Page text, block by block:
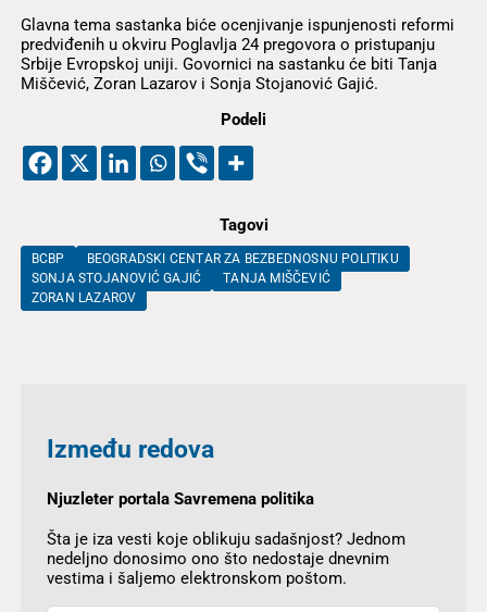
Glavna tema sastanka biće ocenjivanje ispunjenosti reformi
predviđenih u okviru Poglavlja 24 pregovora o pristupanju
Srbije Evropskoj uniji. Govornici na sastanku će biti Tanja
Miščević, Zoran Lazarov i Sonja Stojanović Gajić.
Podeli
Tagovi
BCBP
BEOGRADSKI CENTAR ZA BEZBEDNOSNU POLITIKU
SONJA STOJANOVIĆ GAJIĆ
TANJA MIŠČEVIĆ
ZORAN LAZAROV
Između redova
Njuzleter portala Savremena politika
Šta je iza vesti koje oblikuju sadašnjost? Jednom
nedeljno donosimo ono što nedostaje dnevnim
vestima i šaljemo elektronskom poštom.